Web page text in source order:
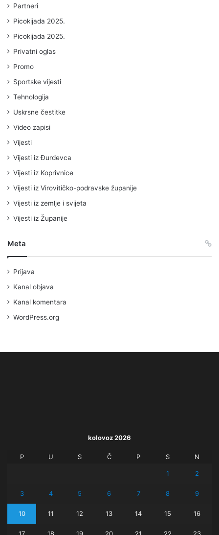
Partneri
Picokijada 2025.
Picokijada 2025.
Privatni oglas
Promo
Sportske vijesti
Tehnologija
Uskrsne čestitke
Video zapisi
Vijesti
Vijesti iz Đurđevca
Vijesti iz Koprivnice
Vijesti iz Virovitičko-podravske županije
Vijesti iz zemlje i svijeta
Vijesti iz Županije
Meta
Prijava
Kanal objava
Kanal komentara
WordPress.org
kolovoz 2026
P U S Č P S N
1 2
3 4 5 6 7 8 9
10 11 12 13 14 15 16
17 18 19 20 21 22 23